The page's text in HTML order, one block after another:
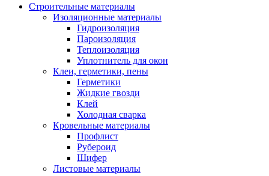
Строительные материалы
Изоляционные материалы
Гидроизоляция
Пароизоляция
Теплоизоляция
Уплотнитель для окон
Клеи, герметики, пены
Герметики
Жидкие гвозди
Клей
Холодная сварка
Кровельные материалы
Профлист
Рубероид
Шифер
Листовые материалы